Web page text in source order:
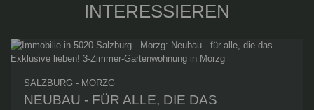
INTERESSIEREN
SALZBURG - MORZG
NEUBAU - FÜR ALLE, DIE DAS